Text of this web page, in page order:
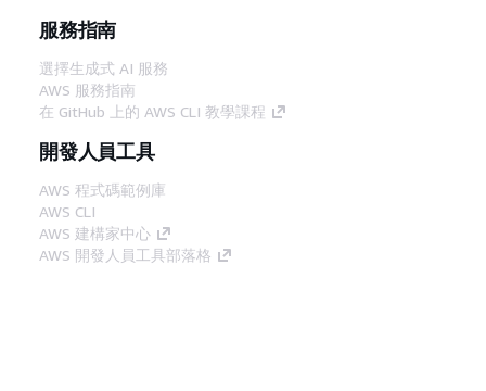
服務指南
選擇生成式 AI 服務
AWS 服務指南
在 GitHub 上的 AWS CLI 教學課程
開發人員工具
AWS 程式碼範例庫
AWS CLI
AWS 建構家中心
AWS 開發人員工具部落格